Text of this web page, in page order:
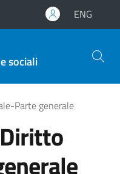
ENG
sociali
Parte generale